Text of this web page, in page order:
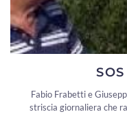
Fabio Frabetti e
striscia giornaliera che